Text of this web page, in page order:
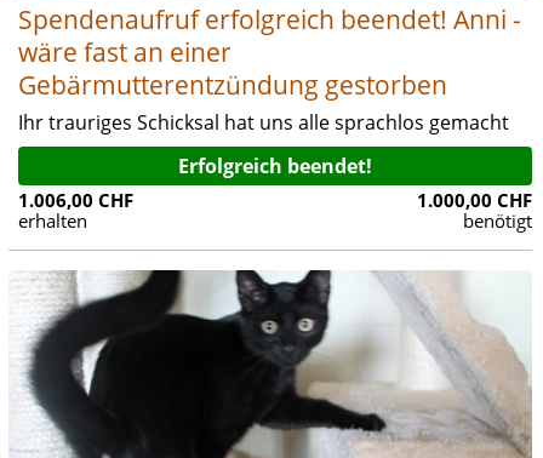
Spendenaufruf erfolgreich beendet! Anni -
wäre fast an einer
Gebärmutterentzündung gestorben
Ihr trauriges Schicksal hat uns alle sprachlos gemacht
Erfolgreich beendet!
1.006,00 CHF
erhalten
1.000,00 CHF
benötigt